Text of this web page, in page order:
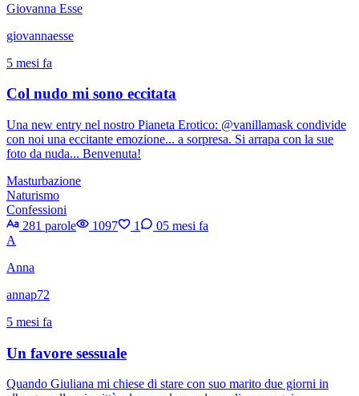
Giovanna Esse
giovannaesse
5 mesi fa
Col nudo mi sono eccitata
Una new entry nel nostro Pianeta Erotico: @vanillamask condivide
con noi una eccitante emozione... a sorpresa. Si arrapa con la sue
foto da nuda... Benvenuta!
Masturbazione
Naturismo
Confessioni
281 parole
1097 1 05 mesi fa
A
Anna
annap72
5 mesi fa
Un favore sessuale
Quando Giuliana mi chiese di stare con suo marito due giorni in